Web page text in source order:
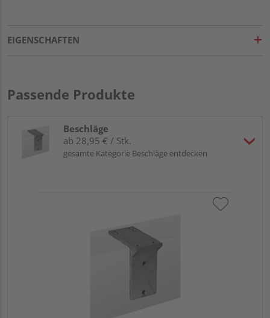
EIGENSCHAFTEN
Passende Produkte
Beschläge
ab 28,95 € / Stk.
gesamte Kategorie Beschläge entdecken